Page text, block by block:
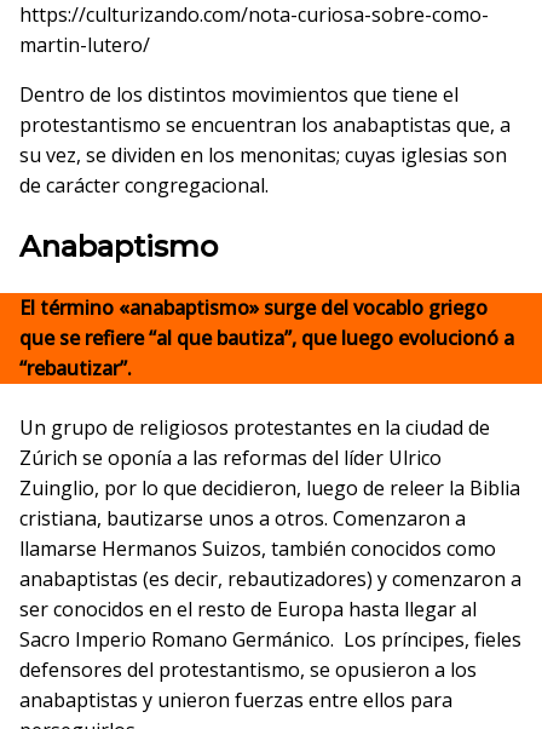
https://culturizando.com/nota-curiosa-sobre-como-
martin-lutero/
Dentro de los distintos movimientos que tiene el
protestantismo se encuentran los anabaptistas que, a
su vez, se dividen en los menonitas; cuyas iglesias son
de carácter congregacional.
Anabaptismo
El término «anabaptismo» surge del vocablo griego
que se refiere “al que bautiza”, que luego evolucionó a
“rebautizar”.
Un grupo de religiosos protestantes en la ciudad de
Zúrich se oponía a las reformas del líder Ulrico
Zuinglio, por lo que decidieron, luego de releer la Biblia
cristiana, bautizarse unos a otros. Comenzaron a
llamarse Hermanos Suizos, también conocidos como
anabaptistas (es decir, rebautizadores) y comenzaron a
ser conocidos en el resto de Europa hasta llegar al
Sacro Imperio Romano Germánico. Los príncipes, fieles
defensores del protestantismo, se opusieron a los
anabaptistas y unieron fuerzas entre ellos para